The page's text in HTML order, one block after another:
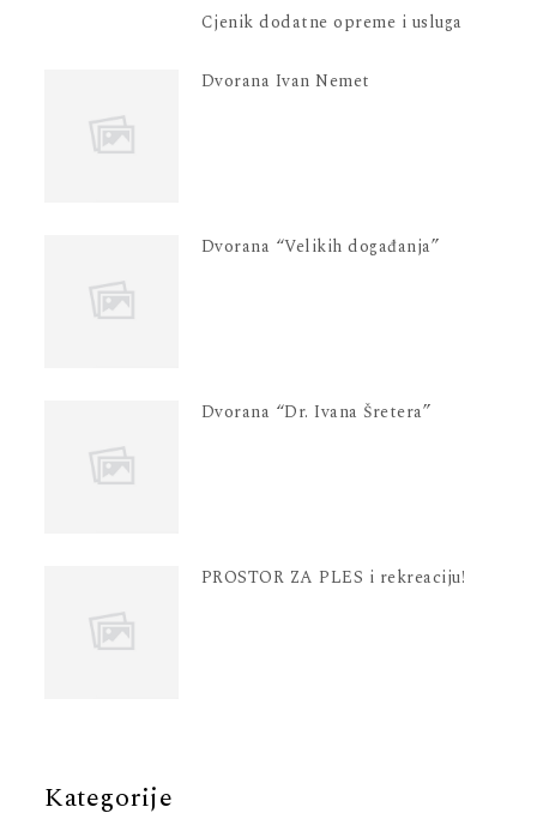
Cjenik dodatne opreme i usluga
Dvorana Ivan Nemet
Dvorana “Velikih događanja”
Dvorana “Dr. Ivana Šretera”
PROSTOR ZA PLES i rekreaciju!
Kategorije